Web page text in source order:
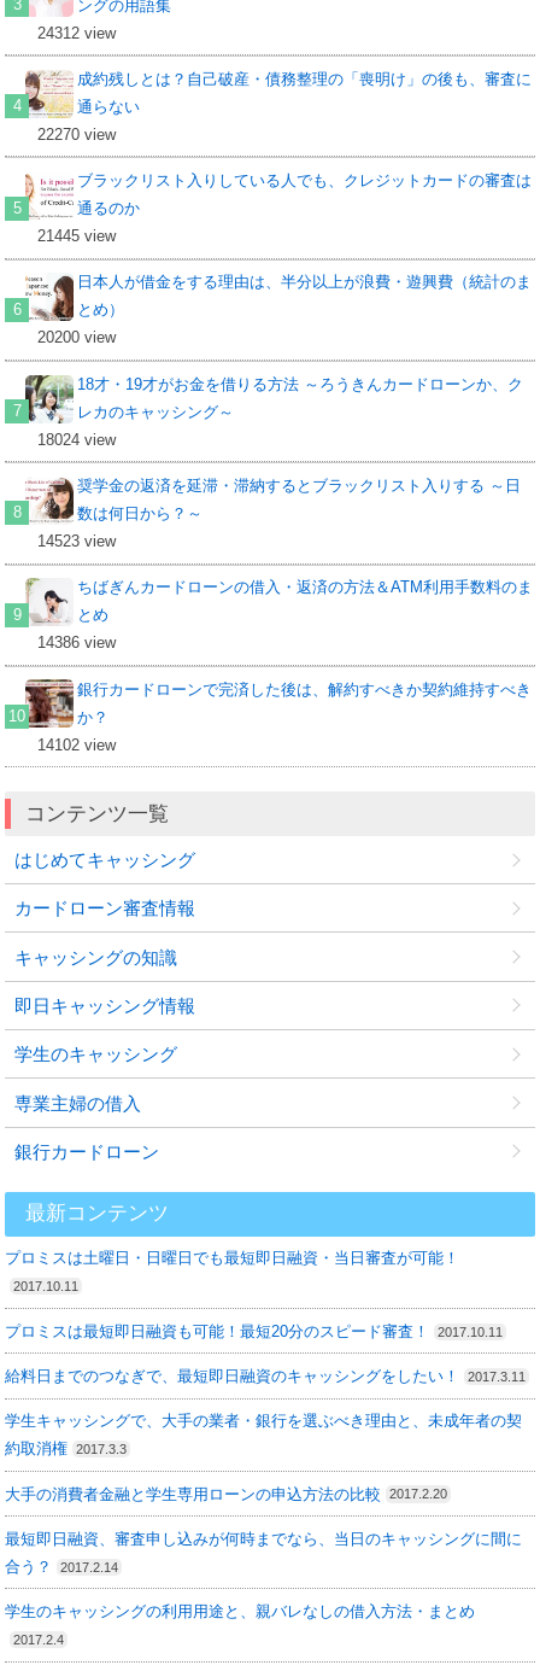
ングの用語集
24312 view
成約残しとは？自己破産・債務整理の「喪明け」の後も、審査に
通らない
22270 view
ブラックリスト入りしている人でも、クレジットカードの審査は
通るのか
21445 view
日本人が借金をする理由は、半分以上が浪費・遊興費（統計のま
とめ）
20200 view
18才・19才がお金を借りる方法 ～ろうきんカードローンか、ク
レカのキャッシング～
18024 view
奨学金の返済を延滞・滞納するとブラックリスト入りする ～日
数は何日から？～
14523 view
ちばぎんカードローンの借入・返済の方法＆ATM利用手数料のま
とめ
14386 view
銀行カードローンで完済した後は、解約すべきか契約維持すべき
か？
14102 view
コンテンツ一覧
はじめてキャッシング
カードローン審査情報
キャッシングの知識
即日キャッシング情報
学生のキャッシング
専業主婦の借入
銀行カードローン
最新コンテンツ
プロミスは土曜日・日曜日でも最短即日融資・当日審査が可能！
2017.10.11
プロミスは最短即日融資も可能！最短20分のスピード審査！ 2017.10.11
給料日までのつなぎで、最短即日融資のキャッシングをしたい！ 2017.3.11
学生キャッシングで、大手の業者・銀行を選ぶべき理由と、未成年者の契
約取消権 2017.3.3
大手の消費者金融と学生専用ローンの申込方法の比較 2017.2.20
最短即日融資、審査申し込みが何時までなら、当日のキャッシングに間に
合う？
2017.2.14
学生のキャッシングの利用用途と、親バレなしの借入方法・まとめ
2017.2.4